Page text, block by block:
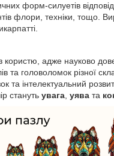
форм-силуетів
флори, техніки, тощо.
користю, адже науково
та головоломок різної
та інтелектуальний
стануть увага, уява та